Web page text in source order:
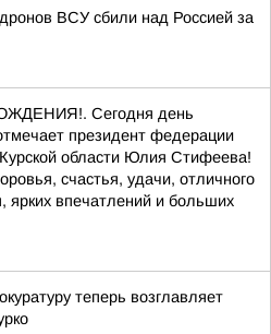
ВСУ сбили над Россией за
Сегодня день
президент федерации
области Юлия Стифеева!
счастья, удачи, отличного
ярких впечатлений и больших
теперь возглавляет